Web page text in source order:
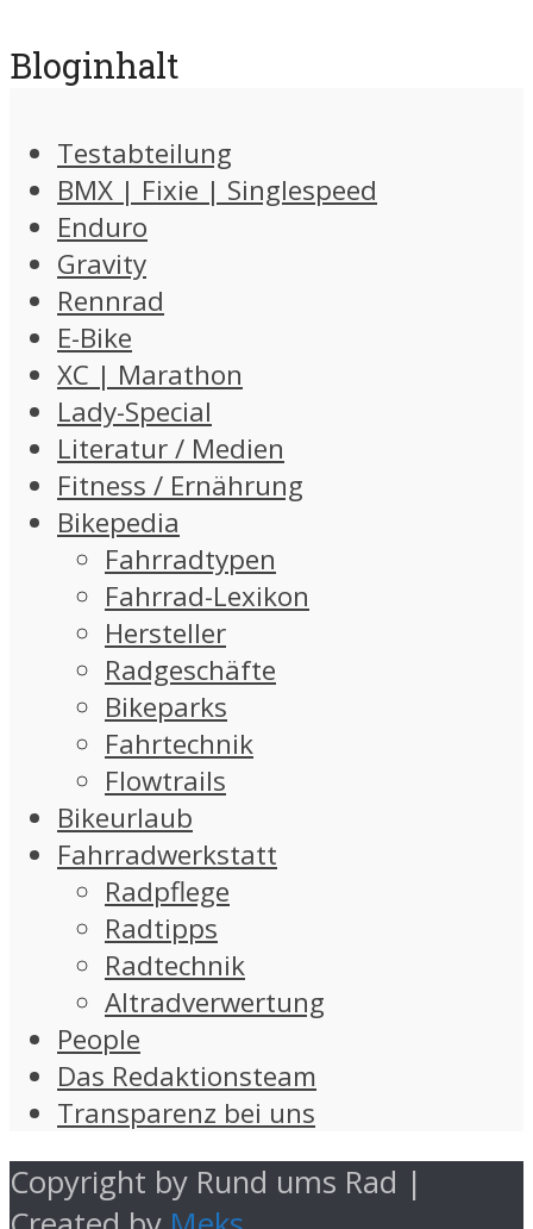
Bloginhalt
Testabteilung
BMX | Fixie | Singlespeed
Enduro
Gravity
Rennrad
E-Bike
XC | Marathon
Lady-Special
Literatur / Medien
Fitness / Ernährung
Bikepedia
Fahrradtypen
Fahrrad-Lexikon
Hersteller
Radgeschäfte
Bikeparks
Fahrtechnik
Flowtrails
Bikeurlaub
Fahrradwerkstatt
Radpflege
Radtipps
Radtechnik
Altradverwertung
People
Das Redaktionsteam
Transparenz bei uns
Copyright by Rund ums Rad |